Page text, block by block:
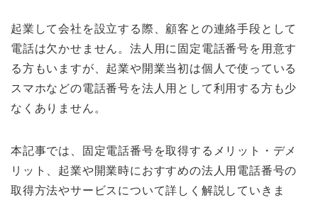
起業して会社を設立する際、顧客との連絡手段として
電話は欠かせません。法人用に固定電話番号を用意す
る方もいますが、起業や開業当初は個人で使っている
スマホなどの電話番号を法人用として利用する方も少
なくありません。
本記事では、固定電話番号を取得するメリット・デメ
リット、起業や開業時におすすめの法人用電話番号の
取得方法やサービスについて詳しく解説していきま